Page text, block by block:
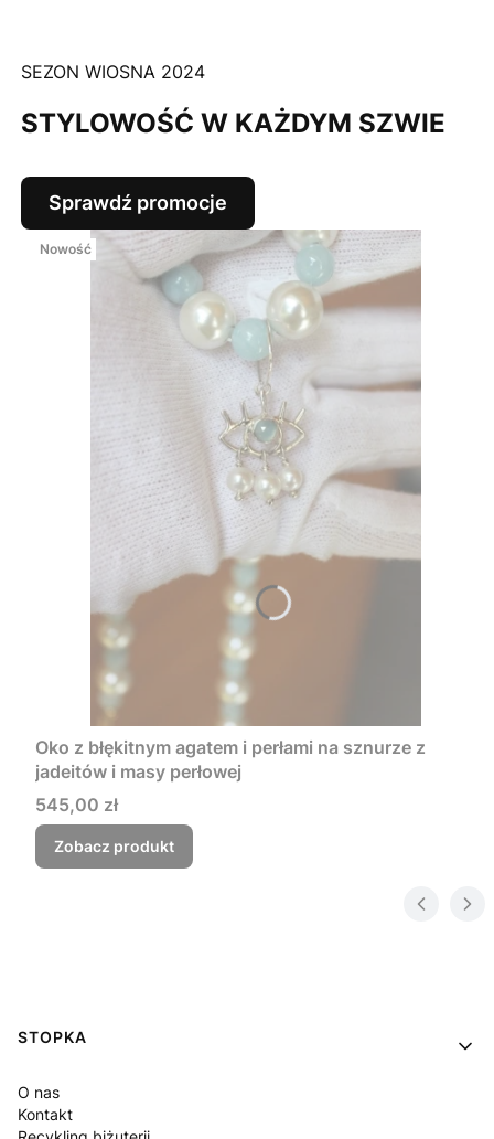
SEZON WIOSNA 2024
STYLOWOŚĆ W KAŻDYM SZWIE
Sprawdź promocje
Nowość
Oko z błękitnym agatem i perłami na sznurze z
jadeitów i masy perłowej
Cena
545,00 zł
Zobacz produkt
Linki w stopce
STOPKA
O nas
Kontakt